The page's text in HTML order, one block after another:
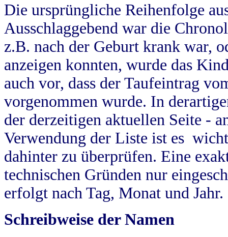
Die ursprüngliche Reihenfolge
Ausschlaggebend war die
z.B. nach der Geburt krank war,
anzeigen konnten, wurde das
auch vor, dass der Taufeintrag
vorgenommen wurde. In
der derzeitigen aktuellen Seite -
Verwendung der Liste ist es
dahinter zu überprüfen. Eine
technischen Gründen nur
erfolgt nach Tag, Monat und Jahr.
Schreibweise der Namen